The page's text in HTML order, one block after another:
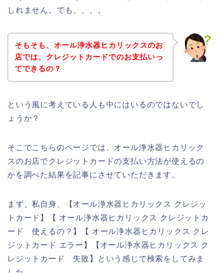
しれません。でも、、、。
そもそも、オール浄水器ヒカリックスのお
店では、クレジットカードでのお支払いっ
てできるの？
という風に考えている人も中にはいるのではないでし
ょうか？
そこでこちらのページでは、オール浄水器ヒカリック
スのお店でクレジットカードの支払い方法が使えるの
かを調べた結果を記事にさせていただきます。
まず、私自身、【オール浄水器ヒカリックス クレジッ
トカード】【 オール浄水器ヒカリックス クレジットカ
ード 使えるの？】【 オール浄水器ヒカリックス クレ
ジットカード エラー】【オール浄水器ヒカリックス ク
レジットカード 失敗】という感じで検索をしてみま